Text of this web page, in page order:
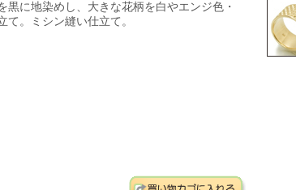
に地染めし、大きな花柄を白やエンジ色・
。ミシン縫い仕立て。